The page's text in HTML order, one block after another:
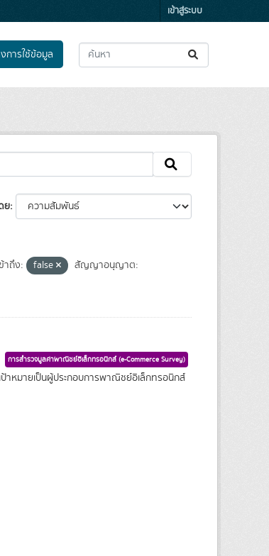
เข้าสู่ระบบ
การใช้ข้อมูล
ย
าถึง: false
สัญญาอนุญาต:
การสำรวจมูลค่าพาณิชย์อิเล็กทรอนิกส์ (e-Commerce Survey)
าหมายเป็นผู้ประกอบการพาณิชย์อิเล็กทรอนิกส์